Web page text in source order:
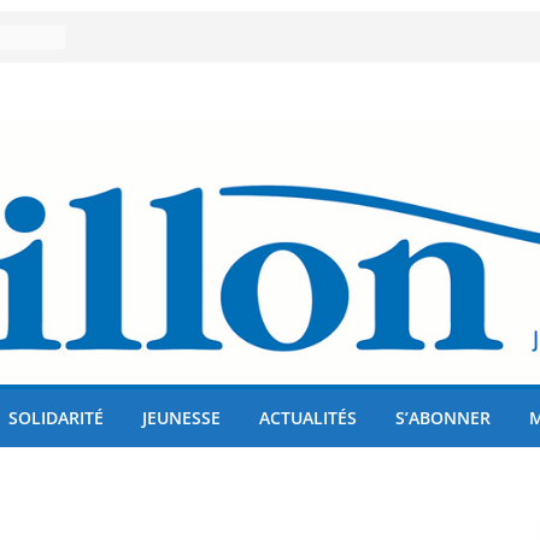
!
SOLIDARITÉ JEUNESSE ACTUALITÉS S’ABONNER